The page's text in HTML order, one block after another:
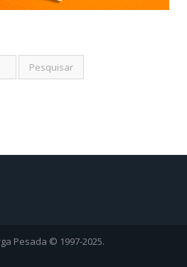
Pesada © 1997-2025.